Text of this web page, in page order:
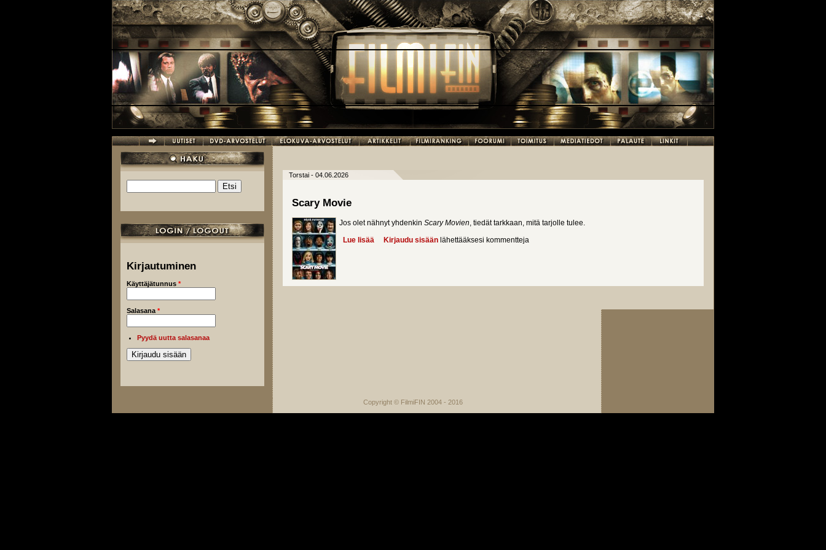
Hakulomake
Kirjautuminen
Käyttäjätunnus *
Salasana *
Pyydä uutta salasanaa
Torstai - 04.06.2026
Scary Movie
Jos olet nähnyt yhdenkin Scary Movien, tiedät tarkkaan, mitä tarjolle tulee.
Lue lisää about Scary Movie
Kirjaudu sisään lähettääksesi kommentteja
Copyright © FilmiFIN 2004 - 2016